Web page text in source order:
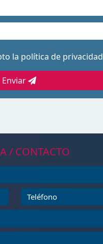
la política de privacidad
Enviar
/ CONTACTO